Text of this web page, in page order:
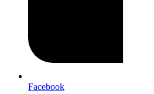
Facebook